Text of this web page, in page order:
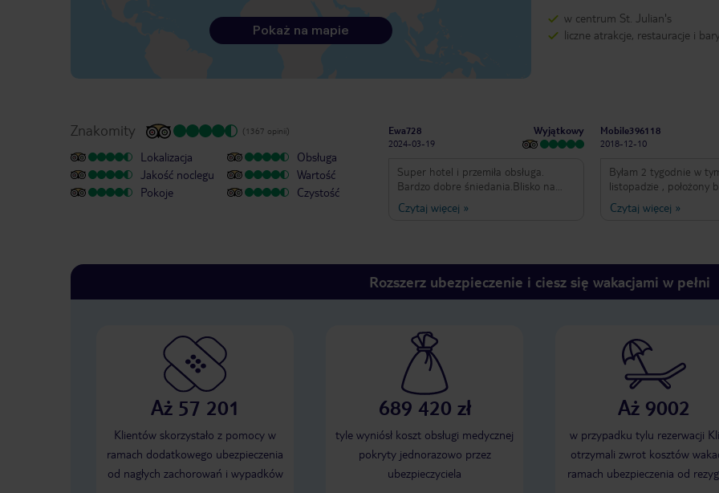
w centrum St. Julian's
liczne atrakcje, restauracje i
Pokaż na mapie
Znakomity (1367 opinii)
Lokalizacja
Jakość noclegu
Pokoje
Obsługa
Wartość
Czystość
Ewa728
2024-03-19
Wyjątkowy
Super hotel i przemiła obsługa.
Bardzo dobre śniedania.Blisko na
lotnisko. Dobra komunikacja do
innych miejscowości. Jesteśmy
Czytaj więcej »
Mobile396118
2018-12-10
Byłam 2 tygodnie w
listopadzie , położony
jednocześnie cicho i
czysty i przestronny,
sympatyczny, otwarty i
pomocy (szczególnie
przygotowaniem
Czytaj więcej »
Rozszerz ubezpieczenie i ciesz się wakacjami w pełni
Aż 57 201
Klientów skorzystało z pomocy w
ramach dodatkowego ubezpieczenia
od nagłych zachorowań i wypadków
689 420 zł
tyle wyniósł koszt obsługi medycznej
pokryty jednorazowo przez
ubezpieczyciela
Aż 9002
w przypadku tylu rezerwacji
otrzymali zwrot kosztów
ramach ubezpieczenia od